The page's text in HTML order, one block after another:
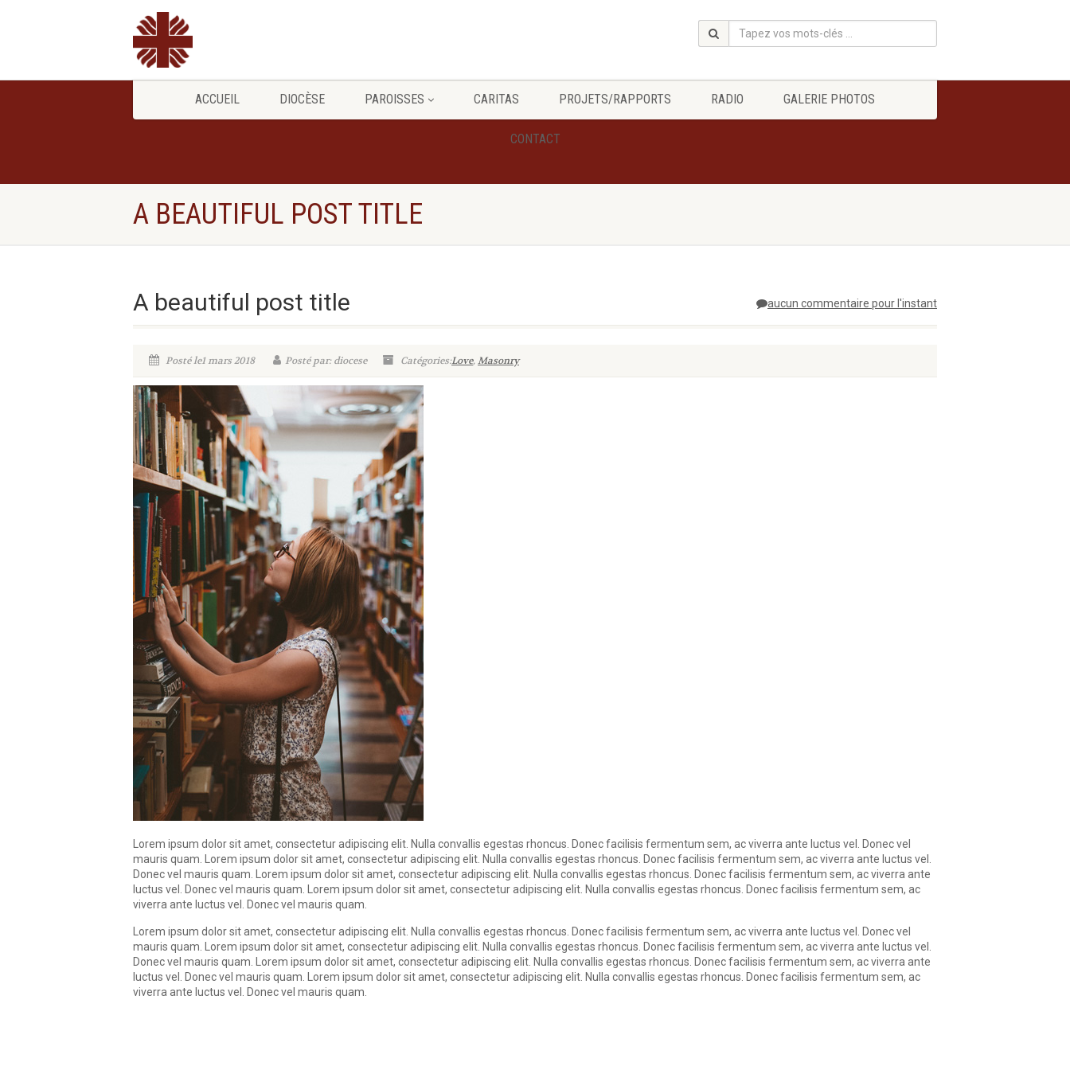
ACCUEIL DIOCÈSE PAROISSES CARITAS PROJETS/RAPPORTS RADIO GALERIE PHOTOS
CONTACT
A BEAUTIFUL POST TITLE
aucun commentaire pour l'instant
A beautiful post title
Posté le1 mars 2018 Posté par: diocese Catégories:Love,Masonry
Lorem ipsum dolor sit amet, consectetur adipiscing elit. Nulla convallis egestas rhoncus. Donec facilisis fermentum sem, ac viverra ante luctus vel. Donec vel
mauris quam. Lorem ipsum dolor sit amet, consectetur adipiscing elit. Nulla convallis egestas rhoncus. Donec facilisis fermentum sem, ac viverra ante luctus vel.
Donec vel mauris quam. Lorem ipsum dolor sit amet, consectetur adipiscing elit. Nulla convallis egestas rhoncus. Donec facilisis fermentum sem, ac viverra ante
luctus vel. Donec vel mauris quam. Lorem ipsum dolor sit amet, consectetur adipiscing elit. Nulla convallis egestas rhoncus. Donec facilisis fermentum sem, ac
viverra ante luctus vel. Donec vel mauris quam.
Lorem ipsum dolor sit amet, consectetur adipiscing elit. Nulla convallis egestas rhoncus. Donec facilisis fermentum sem, ac viverra ante luctus vel. Donec vel
mauris quam. Lorem ipsum dolor sit amet, consectetur adipiscing elit. Nulla convallis egestas rhoncus. Donec facilisis fermentum sem, ac viverra ante luctus vel.
Donec vel mauris quam. Lorem ipsum dolor sit amet, consectetur adipiscing elit. Nulla convallis egestas rhoncus. Donec facilisis fermentum sem, ac viverra ante
luctus vel. Donec vel mauris quam. Lorem ipsum dolor sit amet, consectetur adipiscing elit. Nulla convallis egestas rhoncus. Donec facilisis fermentum sem, ac
viverra ante luctus vel. Donec vel mauris quam.